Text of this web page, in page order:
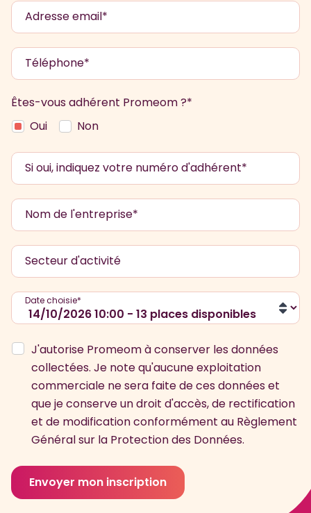
Adresse email*
Téléphone*
Êtes-vous adhérent Promeom ?*
Oui
Non
Si oui, indiquez votre numéro d'adhérent*
Nom de l'entreprise*
Secteur d'activité
Date choisie*
J'autorise Promeom à conserver les données
collectées. Je note qu'aucune exploitation
commerciale ne sera faite de ces données et
que je conserve un droit d'accès, de rectification
et de modification conformément au Règlement
Général sur la Protection des Données.
Envoyer mon inscription